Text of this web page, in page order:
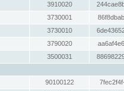
3910020
3730001
3730010
3790020
3500031
90100122